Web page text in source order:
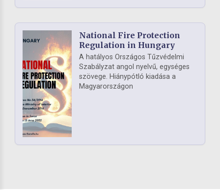
National Fire Protection
Regulation in Hungary
A hatályos Országos Tűzvédelmi
Szabályzat angol nyelvű, egységes
szövege. Hiánypótló kiadása a
Magyarországon